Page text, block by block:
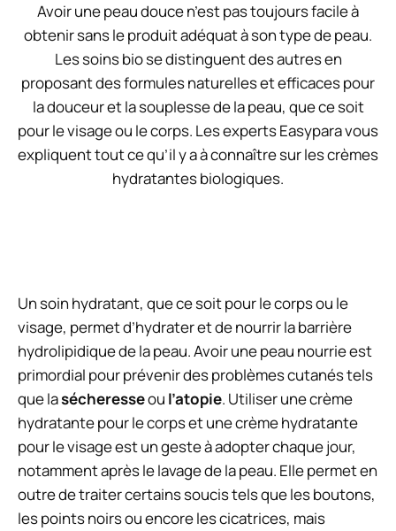
Avoir une peau douce n’est pas toujours facile à
obtenir sans le produit adéquat à son type de peau.
Les soins bio se distinguent des autres en
proposant des formules naturelles et efficaces pour
la douceur et la souplesse de la peau, que ce soit
pour le visage ou le corps. Les experts Easypara vous
expliquent tout ce qu’il y a à connaître sur les crèmes
hydratantes biologiques.
Un soin hydratant, que ce soit pour le corps ou le
visage, permet d’hydrater et de nourrir la barrière
hydrolipidique de la peau. Avoir une peau nourrie est
primordial pour prévenir des problèmes cutanés tels
que lasécheresseou l’atopie. Utiliser une crème
hydratante pour le corps et une crème hydratante
pour le visage est un geste à adopter chaque jour,
notamment après le lavage de la peau. Elle permet en
outre de traiter certains soucis tels que les boutons,
les points noirs ou encore les cicatrices, mais